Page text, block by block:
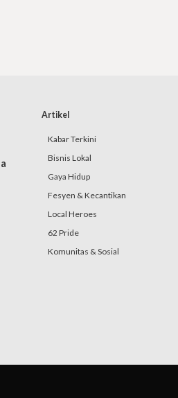
Artikel
Kabar Terkini
Bisnis Lokal
Gaya Hidup
Fesyen & Kecantikan
Local Heroes
62 Pride
Komunitas & Sosial